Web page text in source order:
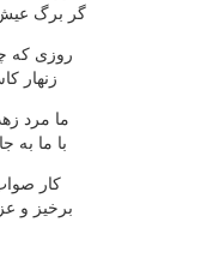
گر برگ
روزی که
زنهار
ما مرد
با ما به
کار
برخیز و